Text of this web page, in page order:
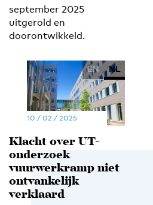
september 2025
uitgerold en
doorontwikkeld.
EN NL
10 / 02 / 2025
Klacht over UT-
onderzoek
vuurwerkramp niet
ontvankelijk
verklaard